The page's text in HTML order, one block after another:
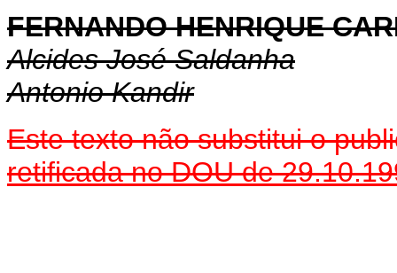
FERNANDO HENRIQUE
Alcides José Saldanha
Antonio Kandir
Este texto não substitui o
retificada no DOU de